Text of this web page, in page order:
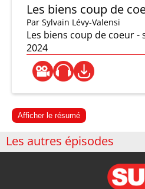
Les biens coup de
Par Sylvain Lévy-Valensi
Les biens coup de coeur -
2024
Afficher le résumé
Les autres épisodes